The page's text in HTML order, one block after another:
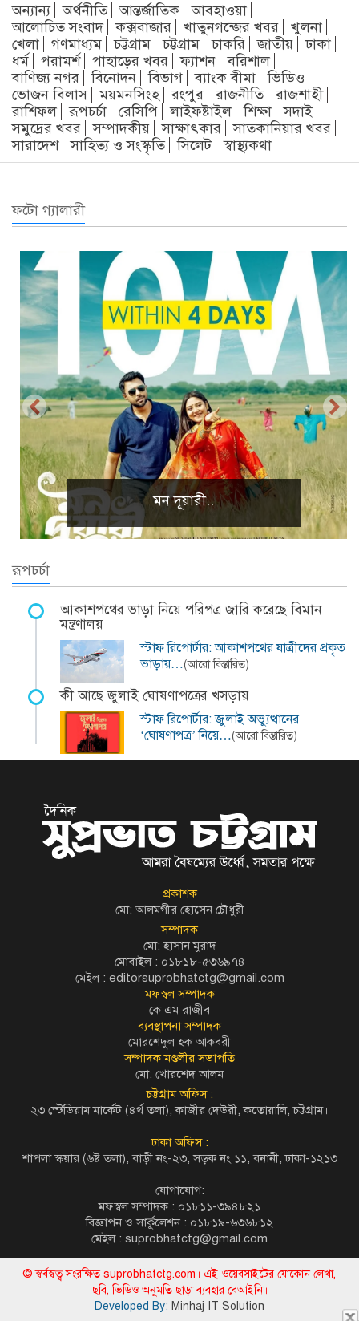
অন্যান্য অর্থনীতি আন্তর্জাতিক
আবহাওয়া
আলোচিত সংবাদ
কক্সবাজার খাতুনগন্জের খবর
খুলনা
খেলা
গণমাধ্যম চট্টগ্রাম চট্টগ্রাম চাকরি জাতীয়
ঢাকা
ধর্ম
পরামর্শ পাহাড়ের খবর ফ্যাশন
বরিশাল
বাণিজ্য নগর
বিনোদন বিভাগ ব্যাংক বীমা
ভিডিও
ভোজন বিলাস
ময়মনসিংহ রংপুর রাজনীতি
রাজশাহী
রাশিফল
রূপচর্চা রেসিপি লাইফষ্টাইল শিক্ষা
সদাই
সমুদ্রের খবর
সম্পাদকীয় সাক্ষাৎকার
সাতকানিয়ার খবর
সারাদেশ
সাহিত্য ও সংস্কৃতি সিলেট স্বাস্থ্যকথা
ফটো গ্যালারী
প্রাকৃতিক দৃশ্য
রূপচর্চা
আকাশপথের ভাড়া নিয়ে পরিপত্র জারি করেছে বিমান
মন্ত্রণালয়
স্টাফ রিপোর্টার: আকাশপথের যাত্রীদের প্রকৃত
ভাড়ায়…(আরো বিস্তারিত)
কী আছে জুলাই ঘোষণাপত্রের খসড়ায়
স্টাফ রিপোর্টার: জুলাই অভ্যুত্থানের
‘ঘোষণাপত্র’ নিয়ে…(আরো বিস্তারিত)
প্রকাশক
মো: আলমগীর হোসেন চৌধুরী
সম্পাদক
মো: হাসান মুরাদ
মোবাইল : ০১৮১৮-৫৩৬৯৭৪
মেইল : editorsuprobhatctg@gmail.com
মফস্বল সম্পাদক
কে এম রাজীব
ব্যবস্থাপনা সম্পাদক
মোরশেদুল হক আকবরী
সম্পাদক মণ্ডলীর সভাপতি
মো: খোরশেদ আলম
চট্টগ্রাম অফিস :
২৩ স্টেডিয়াম মার্কেট (৪র্থ তলা), কাজীর দেউরী, কতোয়ালি, চট্টগ্রাম।
ঢাকা অফিস :
শাপলা স্কয়ার (৬ষ্ট তলা), বাড়ী নং-২৩, সড়ক নং ১১, বনানী, ঢাকা-১২১৩
যোগাযোগ:
মফস্বল সম্পাদক : ০১৮১১-৩৯৪৮২১
বিজ্ঞাপন ও সার্কুলেশন : ০১৮১৯-৬৩৬৮১২
মেইল : suprobhatctg@gmail.com
© স্বর্বস্বত্ব সংরক্ষিত suprobhatctg.com। এই ওয়েবসাইটের যোকোন লেখা,
ছবি, ভিডিও অনুমতি ছাড়া ব্যবহার বেআইনি।
Developed By: Minhaj IT Solution